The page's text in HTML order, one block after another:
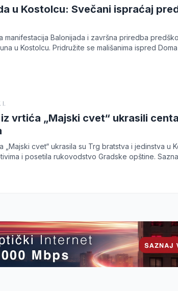
u Kostolcu: Svečani ispraćaj
manifestacija Balonijada i završna priredba
u Kostolcu. Pridružite se mališanima ispred
I.
vrtića „Majski cvet“ ukrasili
„Majski cvet“ ukrasila su Trg bratstva i jedinstva u
i posetila rukovodstvo Gradske opštine.